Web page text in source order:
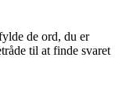
de ord, du er
til at finde svaret